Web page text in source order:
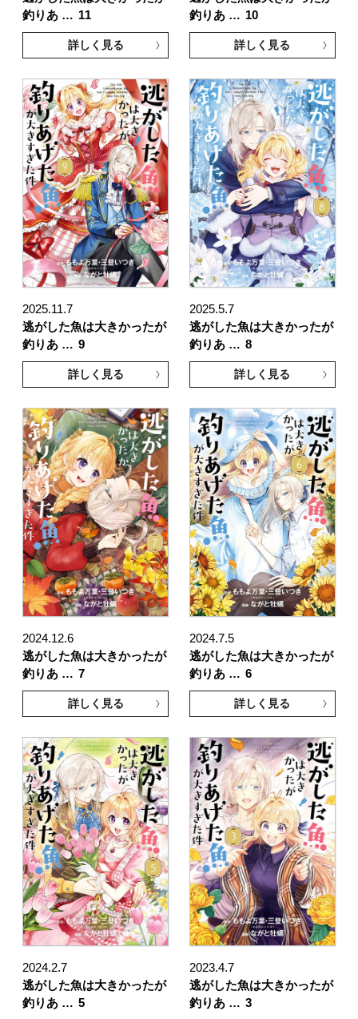
釣りあ … 11
詳しく見る
釣りあ … 10
詳しく見る
2025.11.7
逃がした魚は大きかったが
釣りあ … 9
詳しく見る
2025.5.7
逃がした魚は大きかったが
釣りあ … 8
詳しく見る
2024.12.6
逃がした魚は大きかったが
釣りあ … 7
詳しく見る
2024.7.5
逃がした魚は大きかったが
釣りあ … 6
詳しく見る
2024.2.7
逃がした魚は大きかったが
釣りあ … 5
2023.4.7
逃がした魚は大きかったが
釣りあ … 3